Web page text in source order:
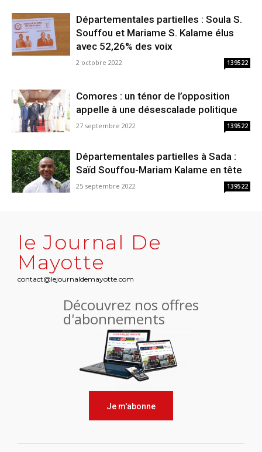
Départementales partielles : Soula S.
Souffou et Mariame S. Kalame élus
avec 52,26% des voix
2 octobre 2022 139522
Comores : un ténor de l’opposition
appelle à une désescalade politique
27 septembre 2022 139522
Départementales partielles à Sada :
Saïd Souffou-Mariam Kalame en tête
25 septembre 2022 139522
le Journal De
Mayotte
contact@lejournaldemayotte.com
Découvrez nos offres
d'abonnements
Je m'abonne